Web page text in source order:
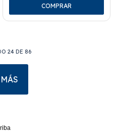
24 DE 86